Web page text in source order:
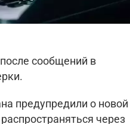
сообщений в
предупредили о
через